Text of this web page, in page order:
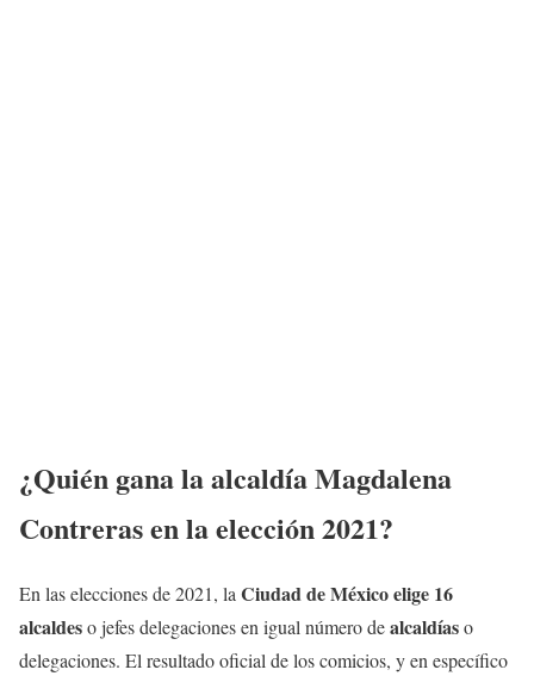
¿Quién gana la alcaldíaMagdalena
Contrerasen la elección 2021?
En las elecciones de 2021, la Ciudad de México elige 16
alcaldeso jefes delegaciones en igual número dealcaldíaso
delegaciones. El resultado oficial de los comicios, y en específico